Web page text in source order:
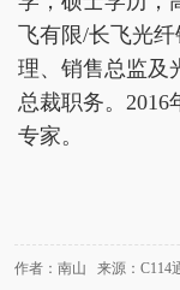
飞有限/长飞光
理、销售总监及
总裁职务。2016
专家。
作者：南山 来源：C114